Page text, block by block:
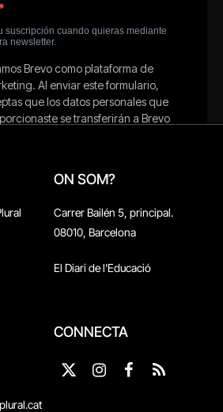
ON SOM?
Carrer Bailén 5, principal.
08010, Barcelona
El Diari de l'Educació
CONNECTA
X
Instagram
Facebook
RSS